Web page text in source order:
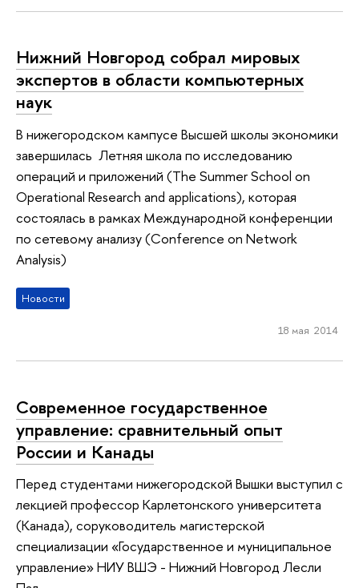
Нижний Новгород собрал мировых
экспертов в области компьютерных
наук
В нижегородском кампусе Высшей школы экономики
завершилась Летняя школа по исследованию
операций и приложений (The Summer School on
Operational Research and applications), которая
состоялась в рамках Международной конференции
по сетевому анализу (Conference on Network
Analysis)
Новости
18 мая 2014
Современное государственное
управление: сравнительный опыт
России и Канады
Перед студентами нижегородской Вышки выступил с
лекцией профессор Карлетонского университета
(Канада), соруководитель магистерской
специализации «Государственное и муниципальное
управление» НИУ ВШЭ - Нижний Новгород Лесли